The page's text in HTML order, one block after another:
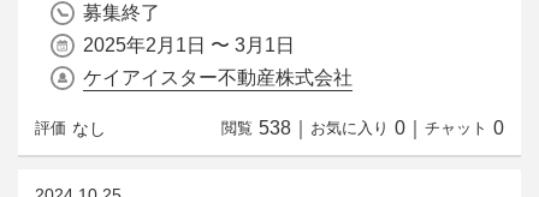
募集終了
2025年2月1日 〜 3月1日
ケイアイスター不動産株式会社
評価 なし 閲覧 538 お気に入り 0 チャット 0